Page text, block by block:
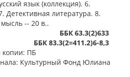
язык (коллекция). 6.
Детективная литература. 8.
-- 20 в..
ББК 63.3(2)633
ББК 83.3(2=411.2)6-8,3
копии: ПБ
Культурный Фонд Юлиана